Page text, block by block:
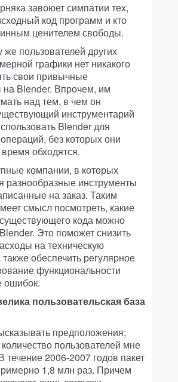
завоюет симпатии тех,
код программ и кто
ценителем свободы.
пользователей других
графики нет никакого
свои привычные
на Blender. Впрочем, им
над тем, в чем он
инструментарий
Blender для
без которых они
обходятся.
компании, в которых
разнообразные инструменты
на заказ. Таким
смысл посмотреть, какие
кода можно
Это поможет снизить
на техническую
обеспечить регулярное
функциональности
ошибок.
пользовательская база
предположения;
пользователей мне
течение 2006-2007 годов пакет
1,8 млн раз. Причем